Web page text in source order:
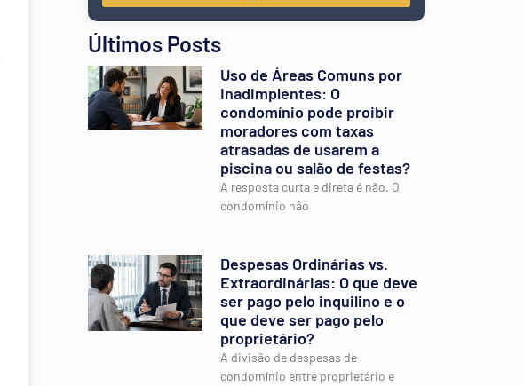
Últimos Posts
Uso de Áreas Comuns por
Inadimplentes: O
condomínio pode proibir
moradores com taxas
atrasadas de usarem a
piscina ou salão de festas?
A resposta curta e direta é não. O
condomínio não
Despesas Ordinárias vs.
Extraordinárias: O que deve
ser pago pelo inquilino e o
que deve ser pago pelo
proprietário?
A divisão de despesas de
condomínio entre proprietário e